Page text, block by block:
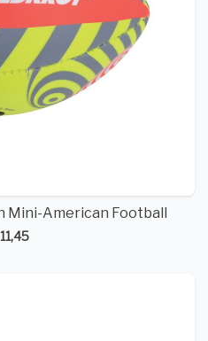
Mini-American Football